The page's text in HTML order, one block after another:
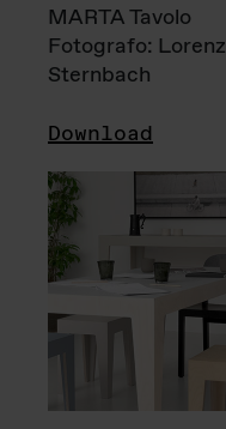
MARTA Tavolo
Fotografo: Lorenz
Sternbach
Download